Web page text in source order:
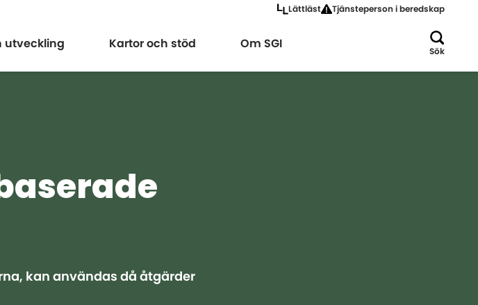
Lättläst Tjänsteperson i beredskap
utveckling Expandera
Kartor och stöd Expandera
Om SGI
Sök
kan användas då åtgärder